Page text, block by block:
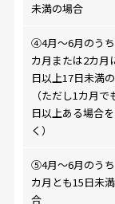
未満の場合
④4月～6月のう
カ月または2カ月
日以上17日未満
（ただし1カ月で
日以上ある場合
く）
⑤4月～6月のう
カ月とも15日未
合